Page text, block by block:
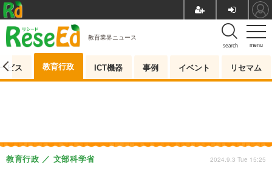
menu
search
教育業界ニュース
ビス 教育行政 ICT機器 事例 イベント リセマム
教育行政 文部科学省 2024.9.3 Tue 15:25